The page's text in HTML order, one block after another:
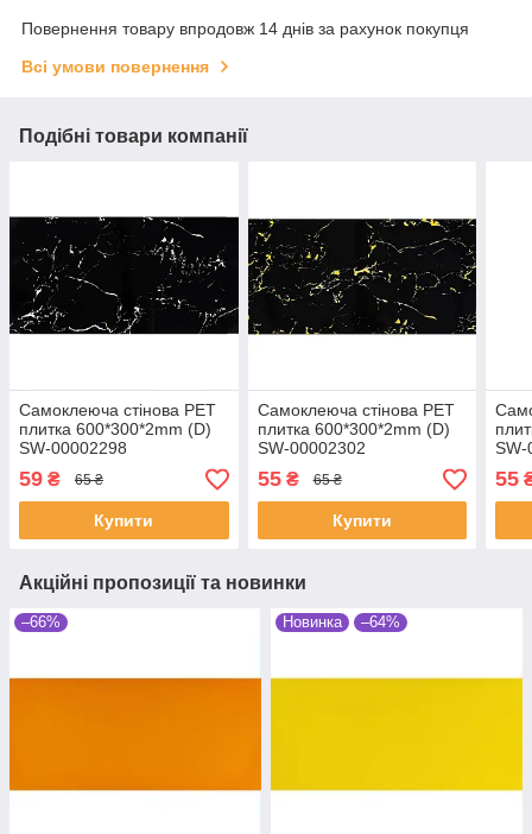
Повернення товару впродовж 14 днів за рахунок покупця
Всі умови повернення
Подібні товари компанії
Самоклеюча стінова PET
плитка 600*300*2mm (D)
SW-00002298
59 ₴ 65 ₴
Купити
Самоклеюча стінова PET
плитка 600*300*2mm (D)
SW-00002302
55₴ 65 ₴
Купити
SW-
55
Акційні пропозиції та новинки
–66% Новинка –64%